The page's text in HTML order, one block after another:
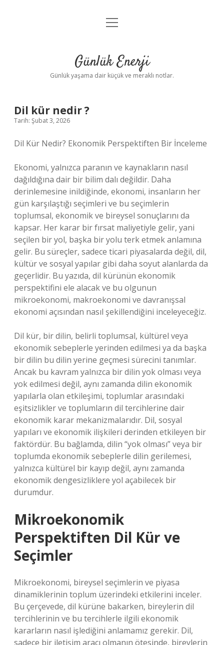
Anasayfa
Yasal Uyarı
menüyü
Günlük Enerji
Günlük yaşama dair küçük ve meraklı notlar.
Dil kür nedir ?
Tarih: Şubat 3, 2026
Dil Kür Nedir? Ekonomik Perspektiften Bir İnceleme
Ekonomi, yalnızca paranın ve kaynakların nasıl
dağıldığına dair bir bilim dalı değildir. Daha
derinlemesine inildiğinde, ekonomi, insanların her
gün karşılaştığı seçimleri ve bu seçimlerin
toplumsal, ekonomik ve bireysel sonuçlarını da
kapsar. Her karar bir fırsat maliyetiyle gelir, yani
seçilen bir yol, başka bir yolu terk etmek anlamına
gelir. Bu süreçler, sadece ticari piyasalarda değil, dil,
kültür ve sosyal yapılar gibi daha soyut alanlarda da
geçerlidir. Bu yazıda, dil kürünün ekonomik
perspektifini ele alacak ve bu olgunun
mikroekonomi, makroekonomi ve davranışsal
ekonomi açısından nasıl şekillendiğini inceleyeceğiz.
Dil kür, bir dilin, belirli toplumsal, kültürel veya
ekonomik sebeplerle yerinden edilmesi ya da başka
bir dilin bu dilin yerine geçmesi sürecini tanımlar.
Ancak bu kavram yalnızca bir dilin yok olması veya
yok edilmesi değil, aynı zamanda dilin ekonomik
yapılarla olan etkileşimi, toplumlar arasındaki
eşitsizlikler ve toplumların dil tercihlerine dair
ekonomik karar mekanizmalarıdır. Dil, sosyal
yapıları ve ekonomik ilişkileri derinden etkileyen bir
faktördür. Bu bağlamda, dilin “yok olması” veya bir
toplumda ekonomik sebeplerle dilin gerilemesi,
yalnızca kültürel bir kayıp değil, aynı zamanda
ekonomik dengesizliklere yol açabilecek bir
durumdur.
Mikroekonomik
Perspektiften Dil Kür ve
Seçimler
Mikroekonomi, bireysel seçimlerin ve piyasa
dinamiklerinin toplum üzerindeki etkilerini inceler.
Bu çerçevede, dil kürüne bakarken, bireylerin dil
tercihlerinin ve bu tercihlerle ilgili ekonomik
kararların nasıl işlediğini anlamamız gerekir. Dil,
sadece bir iletişim aracı olmanın ötesinde, bireylerin